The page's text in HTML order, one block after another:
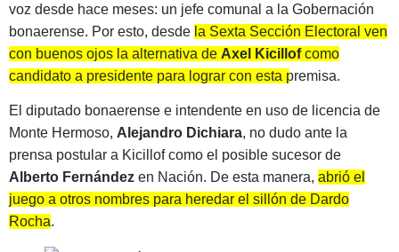
voz desde hace meses: un jefe comunal a la Gobernación
bonaerense. Por esto, desde la Sexta Sección Electoral ven
con buenos ojos la alternativa de Axel Kicillofcomo
candidato a presidente para lograr con esta premisa.
El diputado bonaerense e intendente en uso de licencia de
Monte Hermoso, Alejandro Dichiara, no dudo ante la
prensa postular a Kicillof como el posible sucesor de
Alberto Fernández en Nación. De esta manera, abrió el
juego a otros nombres para heredar el sillón de Dardo
Rocha.